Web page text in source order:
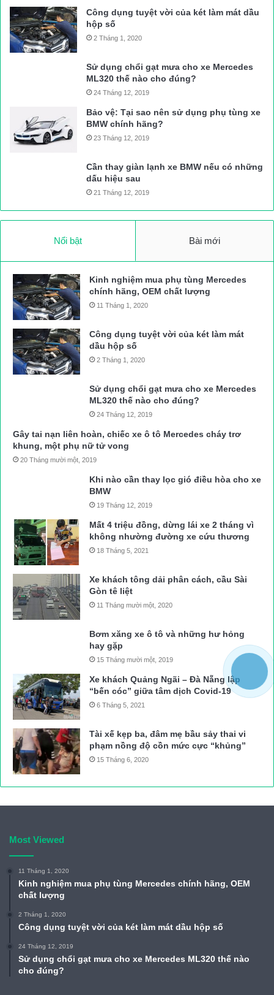
Công dụng tuyệt vời của két làm mát dầu
hộp số
2 Tháng 1, 2020
Sử dụng chổi gạt mưa cho xe Mercedes
ML320 thế nào cho đúng?
24 Tháng 12, 2019
Bảo vệ: Tại sao nên sử dụng phụ tùng xe
BMW chính hãng?
23 Tháng 12, 2019
Cần thay giàn lạnh xe BMW nếu có những
dấu hiệu sau
21 Tháng 12, 2019
Nổi bật Bài mới
Kinh nghiệm mua phụ tùng Mercedes
chính hãng, OEM chất lượng
11 Tháng 1, 2020
Công dụng tuyệt vời của két làm mát
dầu hộp số
2 Tháng 1, 2020
Sử dụng chổi gạt mưa cho xe Mercedes
ML320 thế nào cho đúng?
24 Tháng 12, 2019
Gây tai nạn liên hoàn, chiếc xe ô tô Mercedes cháy trơ
khung, một phụ nữ tử vong
20 Tháng mười một, 2019
Khi nào cần thay lọc gió điều hòa cho xe
BMW
19 Tháng 12, 2019
Mất 4 triệu đồng, dừng lái xe 2 tháng vì
không nhường đường xe cứu thương
18 Tháng 5, 2021
Xe khách tông dải phân cách, cầu Sài
Gòn tê liệt
11 Tháng mười một, 2020
Bơm xăng xe ô tô và những hư hỏng
hay gặp
15 Tháng mười một, 2019
Xe khách Quảng Ngãi – Đà Nẵng lập
“bến cóc” giữa tâm dịch Covid-19
6 Tháng 5, 2021
Tài xế kẹp ba, đâm mẹ bầu sảy thai vi
phạm nồng độ cồn mức cực “khủng”
15 Tháng 6, 2020
Most Viewed
11 Tháng 1, 2020
Kinh nghiệm mua phụ tùng Mercedes chính hãng, OEM
chất lượng
2 Tháng 1, 2020
Công dụng tuyệt vời của két làm mát dầu hộp số
24 Tháng 12, 2019
Sử dụng chổi gạt mưa cho xe Mercedes ML320 thế nào
cho đúng?